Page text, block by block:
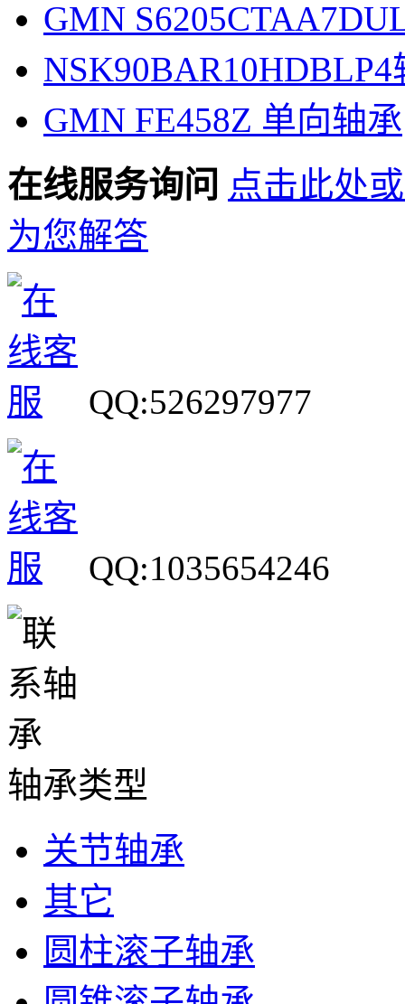
GMN
NSK90BAR10HDBLP4
GMN FE458Z 单向轴承
在线服务询问 点击此处
为您解答
QQ:526297977
QQ:1035654246
轴承类型
关节轴承
其它
圆柱滚子轴承